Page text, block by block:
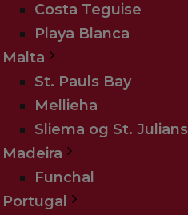
Costa Teguise
Playa Blanca
Malta
St. Pauls Bay
Mellieha
Sliema og St. Julians
Madeira
Funchal
Portugal